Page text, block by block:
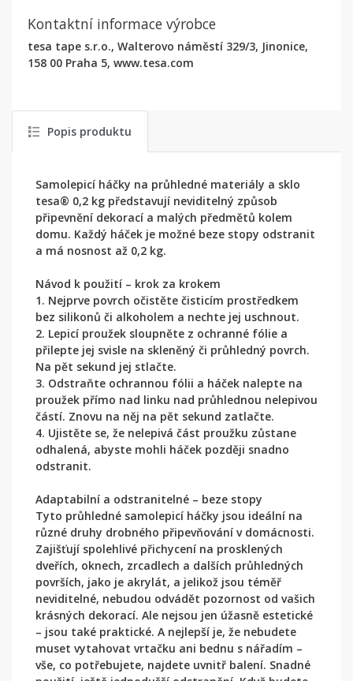
Kontaktní informace výrobce
tesa tape s.r.o., Walterovo náměstí 329/3, Jinonice,
158 00 Praha 5, www.tesa.com
Popis produktu
Samolepicí háčky na průhledné materiály a sklo
tesa® 0,2 kg představují neviditelný způsob
připevnění dekorací a malých předmětů kolem
domu. Každý háček je možné beze stopy odstranit
a má nosnost až 0,2 kg.
Návod k použití – krok za krokem
1. Nejprve povrch očistěte čisticím prostředkem
bez silikonů či alkoholem a nechte jej uschnout.
2. Lepicí proužek sloupněte z ochranné fólie a
přilepte jej svisle na skleněný či průhledný povrch.
Na pět sekund jej stlačte.
3. Odstraňte ochrannou fólii a háček nalepte na
proužek přímo nad linku nad průhlednou nelepivou
částí. Znovu na něj na pět sekund zatlačte.
4. Ujistěte se, že nelepivá část proužku zůstane
odhalená, abyste mohli háček později snadno
odstranit.
Adaptabilní a odstranitelné – beze stopy
Tyto průhledné samolepicí háčky jsou ideální na
různé druhy drobného připevňování v domácnosti.
Zajišťují spolehlivé přichycení na prosklených
dveřích, oknech, zrcadlech a dalších průhledných
površích, jako je akrylát, a jelikož jsou téměř
neviditelné, nebudou odvádět pozornost od vašich
krásných dekorací. Ale nejsou jen úžasně estetické
– jsou také praktické. A nejlepší je, že nebudete
muset vytahovat vrtačku ani bednu s nářadím –
vše, co potřebujete, najdete uvnitř balení. Snadné